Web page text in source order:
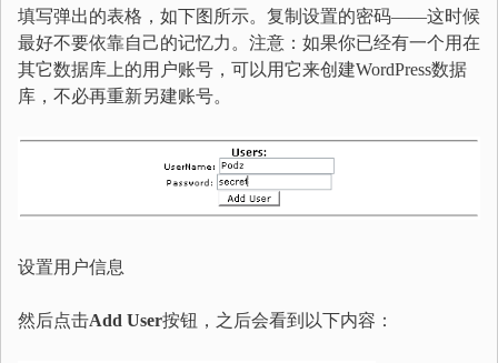
填写弹出的表格，如下图所示。复制设置的密码——这时候
最好不要依靠自己的记忆力。注意：如果你已经有一个用在
其它数据库上的用户账号，可以用它来创建WordPress数据
库，不必再重新另建账号。
设置用户信息
然后点击Add User按钮，之后会看到以下内容：